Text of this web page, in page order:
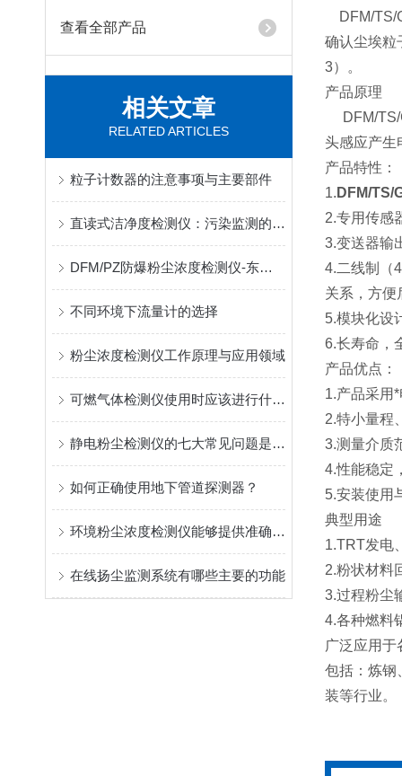
查看全部产品
相关文章
RELATED ARTICLES
粒子计数器的注意事项与主要部件
直读式洁净度检测仪：污染监测的重要工具
DFM/PZ防爆粉尘浓度检测仪-东雅电子
不同环境下流量计的选择
粉尘浓度检测仪工作原理与应用领域
可燃气体检测仪使用时应该进行什么工作
静电粉尘检测仪的七大常见问题是哪些？
如何正确使用地下管道探测器？
环境粉尘浓度检测仪能够提供准确的测量结果
在线扬尘监测系统有哪些主要的功能
DFM/TS/
确认尘埃粒
3）。
产品原理
DFM/TS/
头感应产生
产品特性：
1. DFM/TS/
2.专用传感
3.变送器输
4.二线制（
关系，方便
5.模块化设
6.长寿命，
产品优点：
1.产品采用
2.特小量程
3.测量介质
4.性能稳定
5.安装使用
典型用途
1.TRT发电
2.粉状材料
3.过程粉尘
4.各种燃料
广泛应用于
包括：炼钢
装等行业。